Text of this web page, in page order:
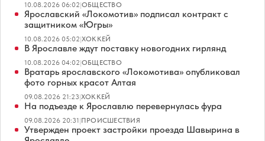
10.08.2026 06:02|ОБЩЕСТВО
Ярославский «Локомотив» подписал контракт с
защитником «Югры»
10.08.2026 05:02|ХОККЕЙ
В Ярославле ждут поставку новогодних гирлянд
10.08.2026 04:02|ОБЩЕСТВО
Вратарь ярославского «Локомотива» опубликовал
фото горных красот Алтая
09.08.2026 21:23|ХОККЕЙ
На подъезде к Ярославлю перевернулась фура
09.08.2026 20:31|ПРОИСШЕСТВИЯ
Утвержден проект застройки проезда Шавырина в